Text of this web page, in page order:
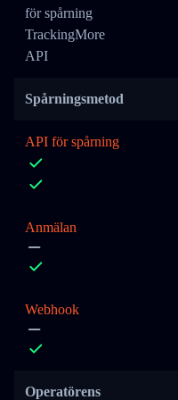
för spårning
TrackingMore
API
Spårningsmetod
API för spårning
Anmälan
Webhook
Operatörens